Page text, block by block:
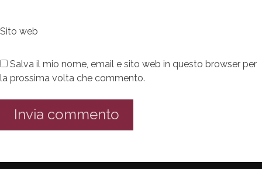
Sito web
Salva il mio nome, email e sito web in questo browser per
la prossima volta che commento.